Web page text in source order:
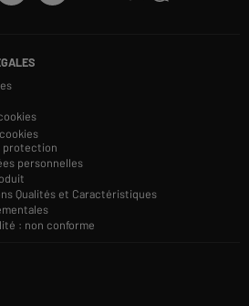
protection
personnelles
Qualités et Caractéristiques
: non conforme